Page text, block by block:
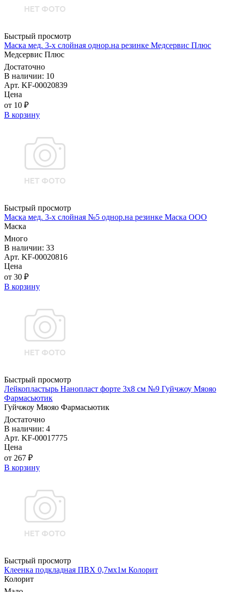
Быстрый просмотр
Маска мед. 3-х слойная однор.на резинке Медсервис Плюс
Медсервис Плюс
Достаточно
В наличии: 10
Арт. KF-00020839
Цена
от 10 ₽
В корзину
Быстрый просмотр
Маска мед. 3-х слойная №5 однор.на резинке Маска ООО
Маска
Много
В наличии: 33
Арт. KF-00020816
Цена
от 30 ₽
В корзину
Быстрый просмотр
Лейкопластырь Нанопласт форте 3х8 см №9 Гуйчжоу Мяояо
Фармасьютик
Гуйчжоу Мяояо Фармасьютик
Достаточно
В наличии: 4
Арт. KF-00017775
Цена
от 267 ₽
В корзину
Быстрый просмотр
Клеенка подкладная ПВХ 0,7мx1м Колорит
Колорит